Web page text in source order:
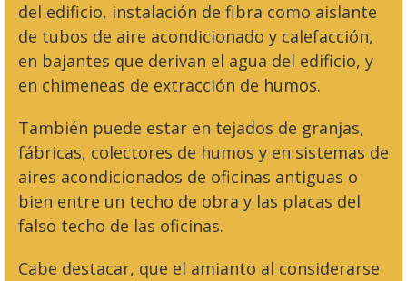
del edificio, instalación de fibra como aislante
de tubos de aire acondicionado y calefacción,
en bajantes que derivan el agua del edificio, y
en chimeneas de extracción de humos.
También puede estar en tejados de granjas,
fábricas, colectores de humos y en sistemas de
aires acondicionados de oficinas antiguas o
bien entre un techo de obra y las placas del
falso techo de las oficinas.
Cabe destacar, que el amianto al considerarse